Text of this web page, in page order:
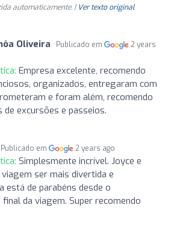
automaticamente. | Ver texto original
Oliveira Publicado em
2 years
Empresa excelente, recomendo
organizados, entregaram com
e foram além, recomendo
de excursões e passeios.
Publicado em 2 years ago
Simplesmente incrível. Joyce e
ser mais divertida e
está de parabéns desde o
da viagem. Super recomendo